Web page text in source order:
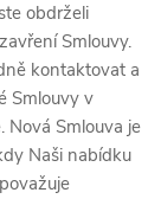
obdrželi
Smlouvy.
kontaktovat a
Smlouvy v
Nová Smlouva je
Naši nabídku